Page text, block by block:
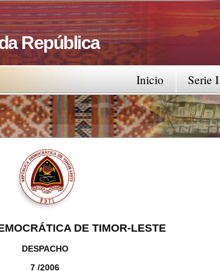
República
Serie I
Inicio
DE TIMOR-LESTE
DESPACHO
7 /2006